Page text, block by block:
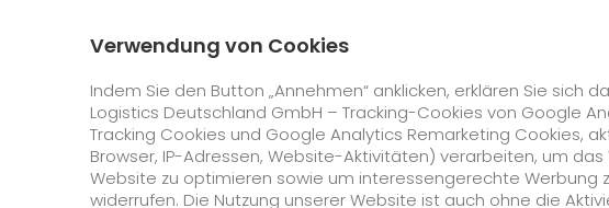
GO! Courier GO! Express GO!
Online Services
Startseite Unternehmen Stationen Stuttgart Über
Verwendung von Cookies
Indem Sie den Button „Annehmen“ anklicken, erklären Sie sich
Logistics Deutschland GmbH – Tracking-Cookies von Google
Tracking Cookies und Google Analytics Remarketing Cookies,
Browser, IP-Adressen, Website-Aktivitäten) verarbeiten, um
Website zu optimieren sowie um interessengerechte Werbung
widerrufen. Die Nutzung unserer Website ist auch ohne die